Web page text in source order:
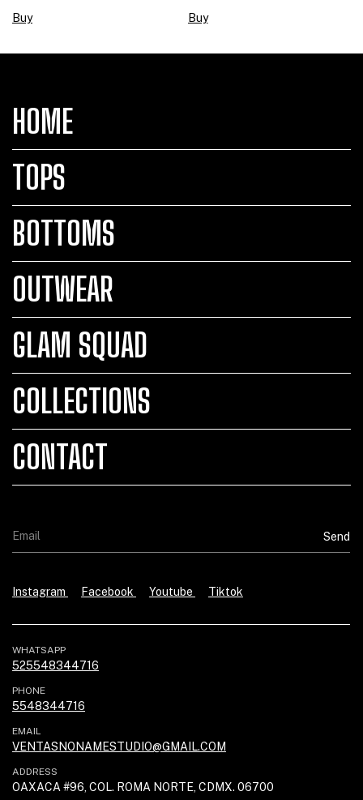
Buy Buy
HOME
TOPS
BOTTOMS
OUTWEAR
GLAM SQUAD
COLLECTIONS
CONTACT
Instagram Facebook Youtube Tiktok
WHATSAPP
525548344716
PHONE
5548344716
EMAIL
VENTASNONAMESTUDIO@GMAIL.COM
ADDRESS
OAXACA #96, COL. ROMA NORTE, CDMX. 06700